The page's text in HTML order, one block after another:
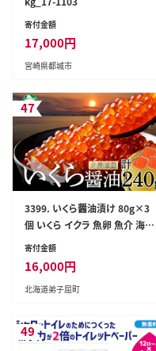
寄付金額
17,000円
宮崎県都城市
47
3399. いくら醤油漬け 80g×3
個 いくら イクラ 魚卵 魚介 海鮮
送料無料 北海道 弟子屈町
寄付金額
16,000円
北海道弟子屈町
49